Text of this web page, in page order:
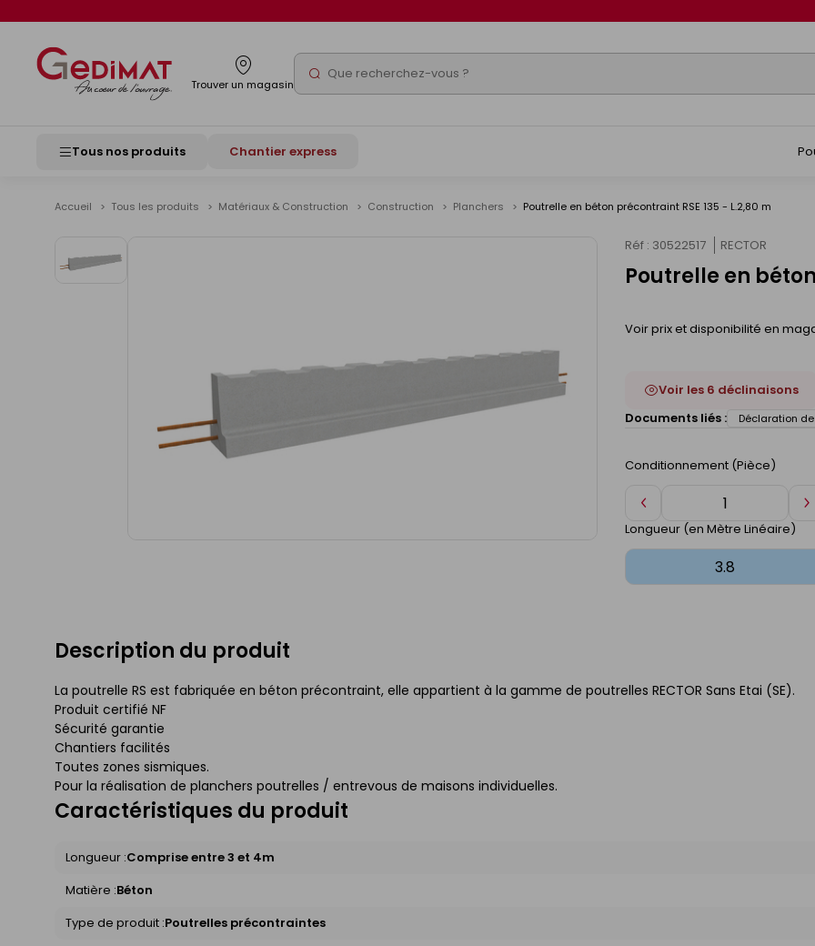
Trouver un magasin Rechercher
Tous nos produits Chantier express
Accueil Tous les produits Matériaux & Construction Construction Planchers Poutrelle en béton précontraint RSE 135 - L.2,80 m
Réf : 30522517 RECTOR
Poutrelle en
Voir prix et disponibilité en
Voir les 6 déclinaisons
Documents liés :
Déclaration
Conditionnement (Pièce)
Diminuer
de
1
Longueur (en Mètre Linéaire)
Description du produit
La poutrelle RS est fabriquée en béton précontraint, elle appartient à la gamme de poutrelles RECTOR Sans Etai (SE).
Produit certifié NF
Sécurité garantie
Chantiers facilités
Toutes zones sismiques.
Pour la réalisation de planchers poutrelles / entrevous de maisons individuelles.
Caractéristiques du produit
Longueur :Comprise entre 3 et 4m
Matière :Béton
Type de produit :Poutrelles précontraintes